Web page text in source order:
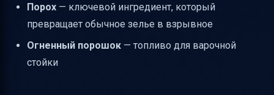
Порох — ключевой ингредиент, который
превращает обычное зелье в взрывное
Огненный порошок — топливо для варочной
стойки